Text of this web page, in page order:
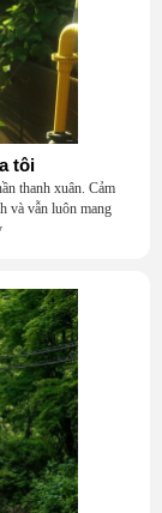
tôi
thanh xuân. Cảm
và vẫn luôn mang